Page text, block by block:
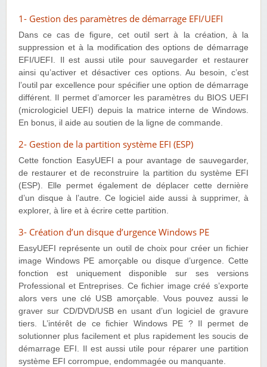
1- Gestion des paramètres de démarrage EFI/UEFI
Dans ce cas de figure, cet outil sert à la création, à la
suppression et à la modification des options de démarrage
EFI/UEFI. Il est aussi utile pour sauvegarder et restaurer
ainsi qu’activer et désactiver ces options. Au besoin, c’est
l’outil par excellence pour spécifier une option de démarrage
différent. Il permet d’amorcer les paramètres du BIOS UEFI
(micrologiciel UEFI) depuis la matrice interne de Windows.
En bonus, il aide au soutien de la ligne de commande.
2- Gestion de la partition système EFI (ESP)
Cette fonction EasyUEFI a pour avantage de sauvegarder,
de restaurer et de reconstruire la partition du système EFI
(ESP). Elle permet également de déplacer cette dernière
d’un disque à l’autre. Ce logiciel aide aussi à supprimer, à
explorer, à lire et à écrire cette partition.
3- Création d’un disque d’urgence Windows PE
EasyUEFI représente un outil de choix pour créer un fichier
image Windows PE amorçable ou disque d’urgence. Cette
fonction est uniquement disponible sur ses versions
Professional et Entreprises. Ce fichier image créé s’exporte
alors vers une clé USB amorçable. Vous pouvez aussi le
graver sur CD/DVD/USB en usant d’un logiciel de gravure
tiers. L’intérêt de ce fichier Windows PE ? Il permet de
solutionner plus facilement et plus rapidement les soucis de
démarrage EFI. Il est aussi utile pour réparer une partition
système EFI corrompue, endommagée ou manquante.